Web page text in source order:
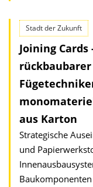
Stadt der Zukunft
Joining
aus Karton
Strategische
und